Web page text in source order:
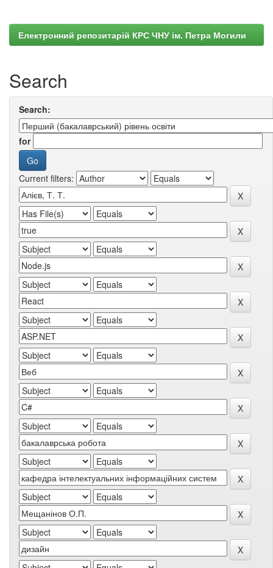
Електронний репозитарій КРС ЧНУ ім. Петра Могили
Search
Search:
for
Current filters: